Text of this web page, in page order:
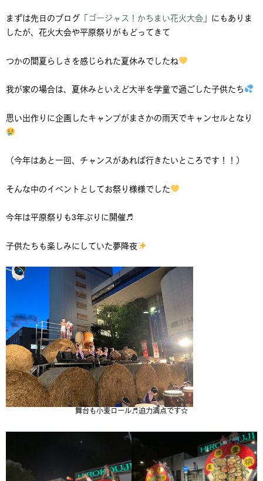
まずは先日のブログ「ゴージャス！かちまい花火大会 」にもありま
したが、花火大会や平原祭りがもどってきて
つかの間夏らしさを感じられた夏休みでしたね
我が家の場合は、夏休みといえど大半を学童で過ごした子供たち
思い出作りに企画したキャンプがまさかの雨天でキャンセルとなり
（今年はあと一回、チャンスがあれば行きたいところです！！）
そんな中のイベントとしてお祭り様様でした
今年は平原祭りも3年ぶりに開催♬
子供たちも楽しみにしていた夢降夜
舞台も小麦ロール♬迫力満点です☆